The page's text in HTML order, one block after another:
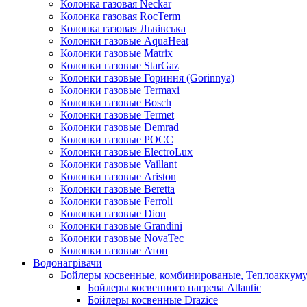
Колонка газовая Neckar
Колонка газовая RocTerm
Колонка газовая Львiвська
Колонки газовые AquaHeat
Колонки газовые Matrix
Колонки газовые StarGaz
Колонки газовые Гориння (Gorinnya)
Колонки газовые Termaxi
Колонки газовые Bosch
Колонки газовые Termet
Колонки газовые Demrad
Колонки газовые РОСС
Колонки газовые ElectroLux
Колонки газовые Vaillant
Колонки газовые Ariston
Колонки газовые Beretta
Колонки газовые Ferroli
Колонки газовые Dion
Колонки газовые Grandini
Колонки газовые NovaTec
Колонки газовые Атон
Водонагрівачи
Бойлеры косвенные, комбинированые,
Бойлеры косвенного нагрева Atlantic
Бойлеры косвенные Drazice